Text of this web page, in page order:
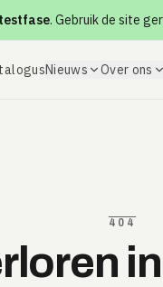
. Gebruik de site
Nieuws Over ons
404